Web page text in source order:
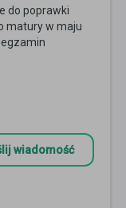
do poprawki
matury w maju
wiadomość